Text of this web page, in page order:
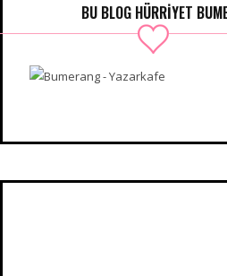
BU BLOG HÜRRIYET